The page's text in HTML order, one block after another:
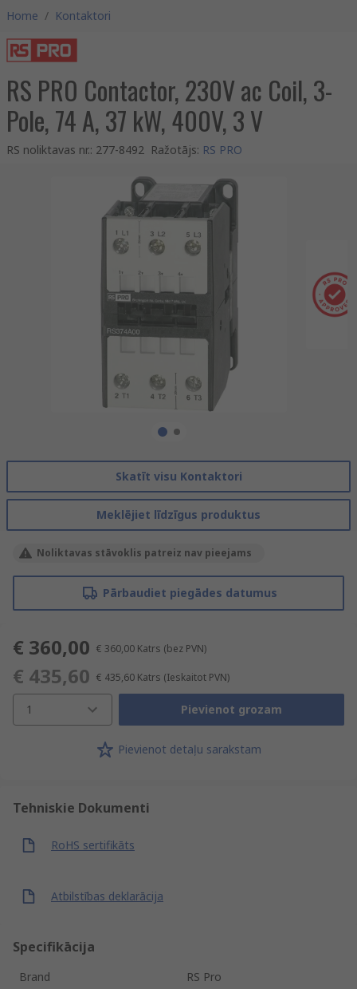
Home / Kontaktori
RS PRO Contactor, 230V ac Coil, 3-
Pole, 74 A, 37 kW, 400V, 3 V
RS noliktavas nr.: 277-8492 Ražotājs: RS PRO
Skatīt visu Kontaktori
Meklējiet līdzīgus produktus
Noliktavas stāvoklis patreiz nav pieejams
Pārbaudiet piegādes datumus
€ 360,00 € 360,00 Katrs (bez PVN)
€ 435,60 € 435,60 Katrs (Ieskaitot PVN)
1 Pievienot grozam
Pievienot detaļu sarakstam
Tehniskie Dokumenti
RoHS sertifikāts
Atbilstības deklarācija
Specifikācija
Brand
RS Pro